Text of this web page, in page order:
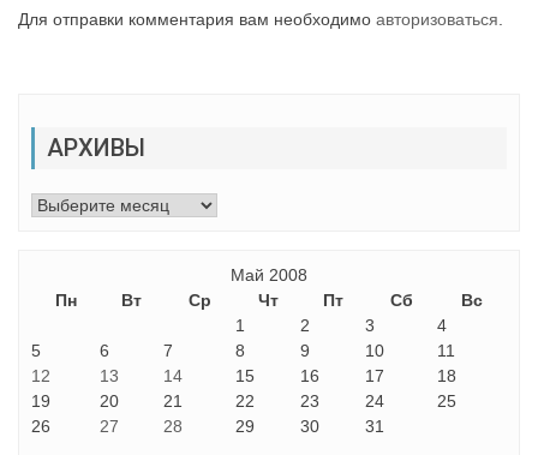
Для отправки комментария вам необходимо авторизоваться.
АРХИВЫ
Архивы
Май 2008
Пн
Вт Ср Чт Пт Сб
Вс
1
2 3
4
5
6 7 8 9 10
11
12
13 14 15 16 17
18
19
20 21 22 23 24
25
26
27 28 29 30 31